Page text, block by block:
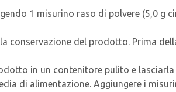
1 misurino raso di polvere (5,0 g
conservazione del prodotto. Prima
in un contenitore pulito e
di alimentazione. Aggiungere i